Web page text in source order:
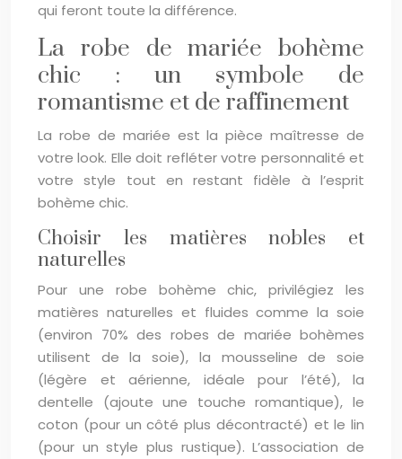
qui feront toute la différence.
La robe de mariée bohème
chic : un symbole de
romantisme et de raffinement
La robe de mariée est la pièce maîtresse de
votre look. Elle doit refléter votre personnalité et
votre style tout en restant fidèle à l’esprit
bohème chic.
Choisir les matières nobles et
naturelles
Pour une robe bohème chic, privilégiez les
matières naturelles et fluides comme la soie
(environ 70% des robes de mariée bohèmes
utilisent de la soie), la mousseline de soie
(légère et aérienne, idéale pour l’été), la
dentelle (ajoute une touche romantique), le
coton (pour un côté plus décontracté) et le lin
(pour un style plus rustique). L’association de